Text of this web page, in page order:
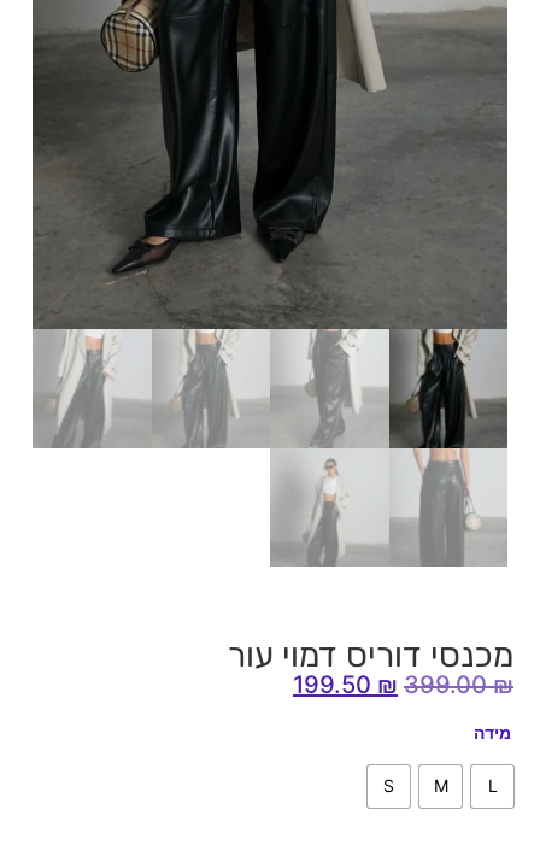
מכנסי דוריס דמוי עור
399.00₪
199.50 ₪
מידה
L
M
S